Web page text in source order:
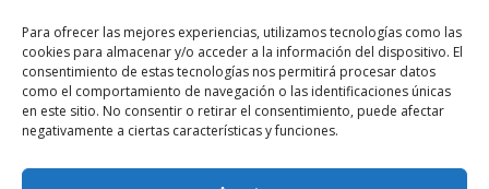
Para ofrecer las mejores experiencias, utilizamos tecnologías como las
cookies para almacenar y/o acceder a la información del dispositivo. El
consentimiento de estas tecnologías nos permitirá procesar datos
como el comportamiento de navegación o las identificaciones únicas
en este sitio. No consentir o retirar el consentimiento, puede afectar
negativamente a ciertas características y funciones.
participa"
Aviso Legal
Política de Privacidad